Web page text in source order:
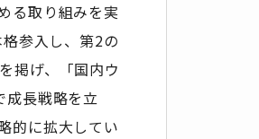
る取り組みを実
参入し、第2の
掲げ、「国内ウ
成長戦略を立
的に拡大してい